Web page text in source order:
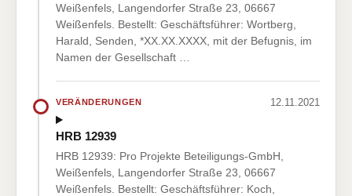
Weißenfels, Langendorfer Straße 23, 06667
Weißenfels. Bestellt: Geschäftsführer: Wortberg,
Harald, Senden, *XX.XX.XXXX, mit der Befugnis, im
Namen der Gesellschaft …
VERÄNDERUNGEN 12.11.2021
HRB 12939
HRB 12939: Pro Projekte Beteiligungs-GmbH,
Weißenfels, Langendorfer Straße 23, 06667
Weißenfels. Bestellt: Geschäftsführer: Koch,